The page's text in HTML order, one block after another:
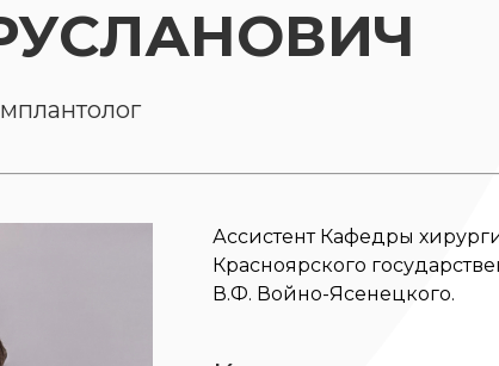
Ассистент Кафедры
Красноярского
В.Ф. Войно-Ясенецкого.